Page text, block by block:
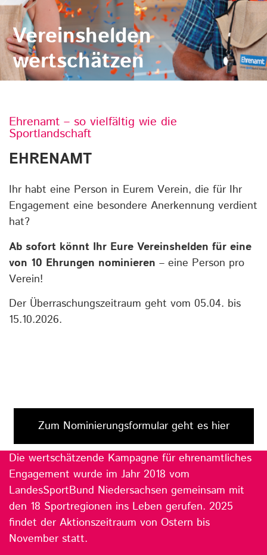
Vereinshelden
wertschätzen
Ehrenamt – so vielfältig wie die
Sportlandschaft
EHRENAMT
Ihr habt eine Person in Eurem Verein, die für Ihr
Engagement eine besondere Anerkennung verdient
hat?
Ab sofort könnt Ihr Eure Vereinshelden für eine
von 10 Ehrungen nominieren – eine Person pro
Verein!
Der Überraschungszeitraum geht vom 05.04. bis
15.10.2026.
Zum Nominierungsformular geht es hier
Die wertschätzende Kampagne für ehrenamtliches
Engagement wurde im Jahr 2018 vom
LandesSportBund Niedersachsen gemeinsam mit
den 18 Sportregionen ins Leben gerufen. 2025
findet der Aktionszeitraum von Ostern bis
November statt.